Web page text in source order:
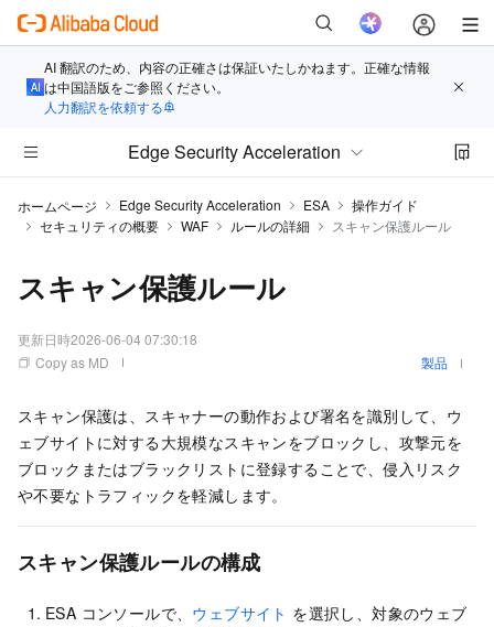
AI 翻訳のため、内容の正確さは保証いたしかねます。正確な情報
は中国語版をご参照ください。
人力翻訳を依頼する
Edge Security Acceleration
ホームページ Edge Security Acceleration ESA
操作ガイド
セキュリティの概要
WAF ルールの詳細 スキャン保護ルール
スキャン保護ルール
更新日時2026-06-04 07:30:18
Copy as MD
製品
スキャン保護は、スキャナーの動作および署名を識別して、ウ
ェブサイトに対する大規模なスキャンをブロックし、攻撃元を
ブロックまたはブラックリストに登録することで、侵入リスク
や不要なトラフィックを軽減します。
スキャン保護ルールの構成
ESA コンソールで、 ウェブサイト を選択し、対象のウェブ